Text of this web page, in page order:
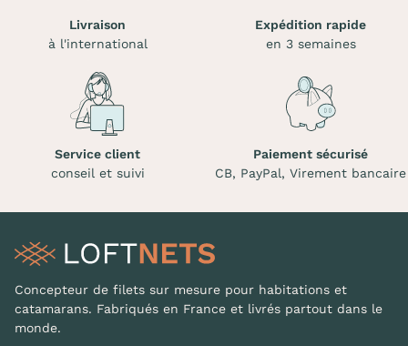
Livraison
à l'international
Expédition rapide
en 3 semaines
Service client
conseil et suivi
Paiement sécurisé
CB, PayPal, Virement bancaire
Concepteur de filets sur mesure pour habitations et
catamarans. Fabriqués en France et livrés partout dans le
monde.